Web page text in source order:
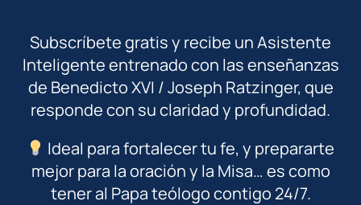
Subscríbete gratis y recibe un Asistente
Inteligente entrenado con las enseñanzas
de Benedicto XVI / Joseph Ratzinger, que
responde con su claridad y profundidad.
Ideal para fortalecer tu fe, y prepararte
mejor para la oración y la Misa… es como
tener al Papa teólogo contigo 24/7.